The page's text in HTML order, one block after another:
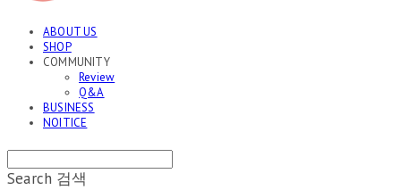
ABOUT US
SHOP
COMMUNITY
Review
Q&A
BUSINESS
NOITICE
Search 검색